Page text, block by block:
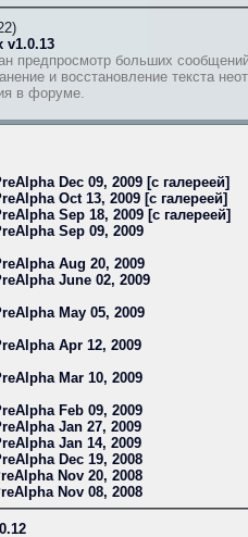
v1.0.13
предпросмотр больших
и восстановление текста
в форуме.
Dec 09, 2009 [с галереей]
Oct 13, 2009 [с галереей]
Sep 18, 2009 [с галереей]
Sep 09, 2009
Aug 20, 2009
June 02, 2009
May 05, 2009
Apr 12, 2009
Mar 10, 2009
Feb 09, 2009
Jan 27, 2009
Jan 14, 2009
Dec 19, 2008
Nov 20, 2008
Nov 08, 2008